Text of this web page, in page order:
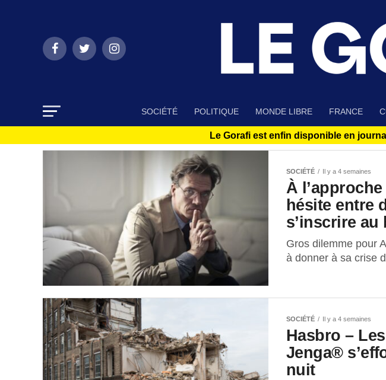
SOCIÉTÉ POLITIQUE MONDE LIBRE FRANCE
Le Gorafi est enfin disponible en
SOCIÉTÉ Il y a 4 semaines
À
hésite entre
s’inscrire
Gros dilemme pour
à donner à sa crise
SOCIÉTÉ Il y a 4 semaines
Hasbro –
Jenga®
nuit